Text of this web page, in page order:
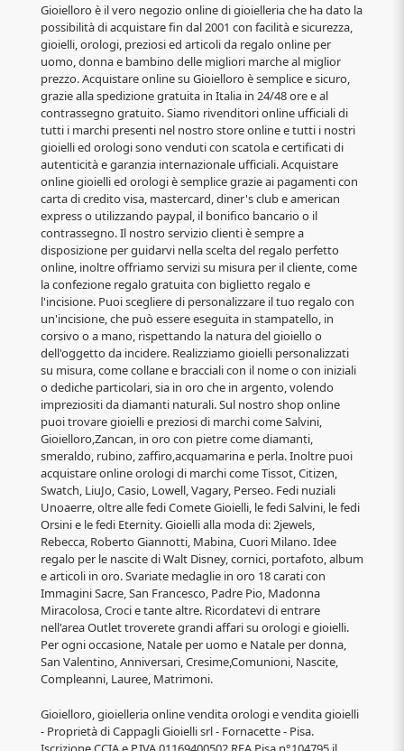
Gioielloro è il vero negozio online di gioielleria che ha dato la
possibilità di acquistare fin dal 2001 con facilità e sicurezza,
gioielli, orologi, preziosi ed articoli da regalo online per
uomo, donna e bambino delle migliori marche al miglior
prezzo. Acquistare online su Gioielloro è semplice e sicuro,
grazie alla spedizione gratuita in Italia in 24/48 ore e al
contrassegno gratuito. Siamo rivenditori online ufficiali di
tutti i marchi presenti nel nostro store online e tutti i nostri
gioielli ed orologi sono venduti con scatola e certificati di
autenticità e garanzia internazionale ufficiali. Acquistare
online gioielli ed orologi è semplice grazie ai pagamenti con
carta di credito visa, mastercard, diner's club e american
express o utilizzando paypal, il bonifico bancario o il
contrassegno. Il nostro servizio clienti è sempre a
disposizione per guidarvi nella scelta del regalo perfetto
online, inoltre offriamo servizi su misura per il cliente, come
la confezione regalo gratuita con biglietto regalo e
l'incisione. Puoi scegliere di personalizzare il tuo regalo con
un'incisione, che può essere eseguita in stampatello, in
corsivo o a mano, rispettando la natura del gioiello o
dell'oggetto da incidere. Realizziamo gioielli personalizzati
su misura, come collane e bracciali con il nome o con iniziali
o dediche particolari, sia in oro che in argento, volendo
impreziositi da diamanti naturali. Sul nostro shop online
puoi trovare gioielli e preziosi di marchi come Salvini,
Gioielloro,Zancan, in oro con pietre come diamanti,
smeraldo, rubino, zaffiro,acquamarina e perla. Inoltre puoi
acquistare online orologi di marchi come Tissot, Citizen,
Swatch, LiuJo, Casio, Lowell, Vagary, Perseo. Fedi nuziali
Unoaerre, oltre alle fedi Comete Gioielli, le fedi Salvini, le fedi
Orsini e le fedi Eternity. Gioielli alla moda di: 2jewels,
Rebecca, Roberto Giannotti, Mabina, Cuori Milano. Idee
regalo per le nascite di Walt Disney, cornici, portafoto, album
e articoli in oro. Svariate medaglie in oro 18 carati con
Immagini Sacre, San Francesco, Padre Pio, Madonna
Miracolosa, Croci e tante altre. Ricordatevi di entrare
nell'area Outlet troverete grandi affari su orologi e gioielli.
Per ogni occasione, Natale per uomo e Natale per donna,
San Valentino, Anniversari, Cresime,Comunioni, Nascite,
Compleanni, Lauree, Matrimoni.
Gioielloro, gioielleria online vendita orologi e vendita gioielli
- Proprietà di Cappagli Gioielli srl - Fornacette - Pisa.